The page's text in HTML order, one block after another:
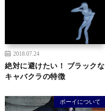
2018.07.24
絶対に避けたい！ ブラックな
キャバクラの特徴
ボーイについて